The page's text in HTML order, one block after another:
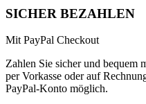
SICHER BEZAHLEN
Mit PayPal Checkout
Zahlen Sie sicher und bequem
per Vorkasse oder auf
PayPal-Konto möglich.